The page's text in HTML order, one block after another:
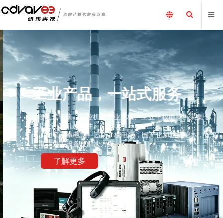
工业产品，一站式服务
嵌入式电脑、工控机、工业主板、工业平板电脑、采集卡、
工业计算机及配件、
加固笔记本电脑、三防平板电脑，国产化加固笔记本，配套
电源外围设备及解决方案
了解更多